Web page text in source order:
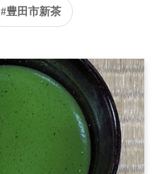
#豊田市新茶